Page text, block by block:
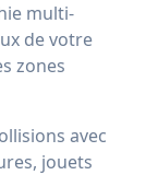
multi-
de votre
zones
avec
jouets